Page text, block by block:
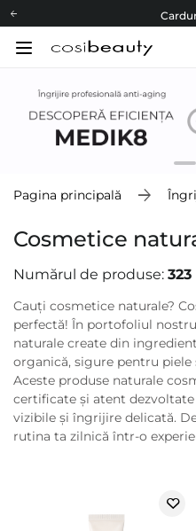
Livrare mai ieftină
Livrare mai ieftină
Pagina principală
Cosmetice
Numărul de produse: 323
Cauți cosmetice naturale?
perfectă! În portofoliul
naturale create din
organică, sigure pentru
Aceste produse naturale
certificate și atent
vizibile și îngrijire delicată.
rutina ta zilnică într-o